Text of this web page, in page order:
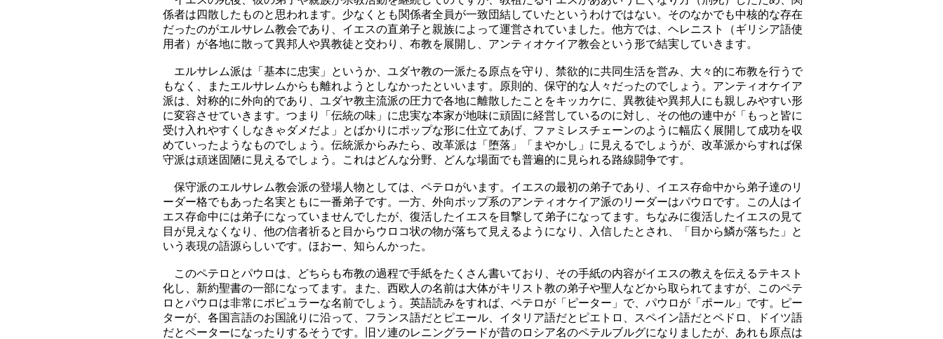
係者は四散したものと思われます。少なくとも関係者全員が一致団結していたというわけではない。そのなかでも中核的な存在
だったのがエルサレム教会であり、イエスの直弟子と親族によって運営されていました。他方では、ヘレニスト（ギリシア語使
用者）が各地に散って異邦人や異教徒と交わり、布教を展開し、アンティオケイア教会という形で結実していきます。
エルサレム派は「基本に忠実」というか、ユダヤ教の一派たる原点を守り、禁欲的に共同生活を営み、大々的に布教を行うで
もなく、またエルサレムからも離れようとしなかったといいます。原則的、保守的な人々だったのでしょう。アンティオケイア
派は、対称的に外向的であり、ユダヤ教主流派の圧力で各地に離散したことをキッカケに、異教徒や異邦人にも親しみやすい形
に変容させていきます。つまり「伝統の味」に忠実な本家が地味に頑固に経営しているのに対し、その他の連中が「もっと皆に
受け入れやすくしなきゃダメだよ」とばかりにポップな形に仕立てあげ、ファミレスチェーンのように幅広く展開して成功を収
めていったようなものでしょう。伝統派からみたら、改革派は「堕落」「まやかし」に見えるでしょうが、改革派からすれば保
守派は頑迷固陋に見えるでしょう。これはどんな分野、どんな場面でも普遍的に見られる路線闘争です。
保守派のエルサレム教会派の登場人物としては、ペテロがいます。イエスの最初の弟子であり、イエス存命中から弟子達のリ
ーダー格でもあった名実ともに一番弟子です。一方、外向ポップ系のアンティオケイア派のリーダーはパウロです。この人はイ
エス存命中には弟子になっていませんでしたが、復活したイエスを目撃して弟子になってます。ちなみに復活したイエスの見て
目が見えなくなり、他の信者祈ると目からウロコ状の物が落ちて見えるようになり、入信したとされ、「目から鱗が落ちた」と
いう表現の語源らしいです。ほおー、知らんかった。
このペテロとパウロは、どちらも布教の過程で手紙をたくさん書いており、その手紙の内容がイエスの教えを伝えるテキスト
化し、新約聖書の一部になってます。また、西欧人の名前は大体がキリスト教の弟子や聖人などから取られてますが、このペテ
ロとパウロは非常にポピュラーな名前でしょう。英語読みをすれば、ペテロが「ピーター」で、パウロが「ポール」です。ピー
ターが、各国言語のお国訛りに沿って、フランス語だとピエール、イタリア語だとピエトロ、スペイン語だとペドロ、ドイツ語
だとペーターになったりするそうです。旧ソ連のレニングラードが昔のロシア名のペテルブルグになりましたが、あれも原点は